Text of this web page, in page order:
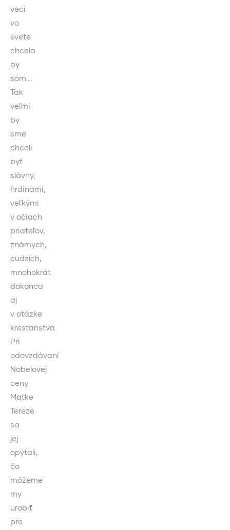
veci
vo
svete
chcela
by
som….
Tak
veľmi
by
sme
chceli
byť
slávny,
hrdinami,
veľkými
v očiach
priateľov,
známych,
cudzích,
mnohokrát
dokonca
aj
v otázke
kresťanstva.
Pri
odovzdávaní
Nobelovej
ceny
Matke
Tereze
sa
jej
opýtali,
čo
môžeme
my
urobiť
pre